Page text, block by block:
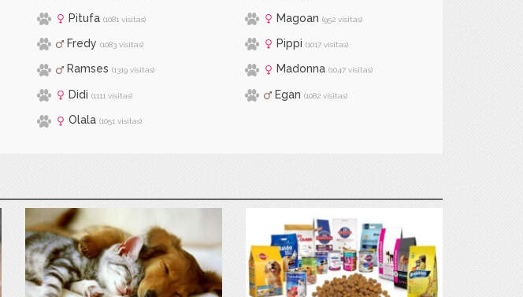
Pitufa (1081 visitas) Magoan (952 visitas)
Fredy (1083 visitas) Pippi (1017 visitas)
Ramses (1319 visitas) Madonna (1047 visitas)
Didi (1111 visitas) Egan (1082 visitas)
Olala (1051 visitas)